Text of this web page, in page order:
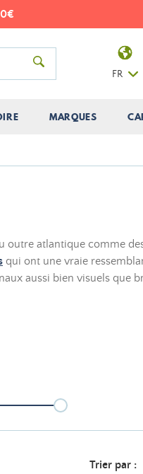
MARQUES
FR
outre atlantique comme
qui ont une vraie
aussi bien visuels que
Trier par :